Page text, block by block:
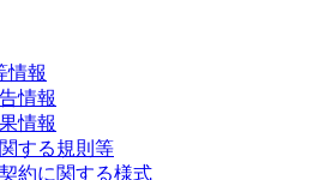
情報
情報
情報
する規則等
約に関する様式